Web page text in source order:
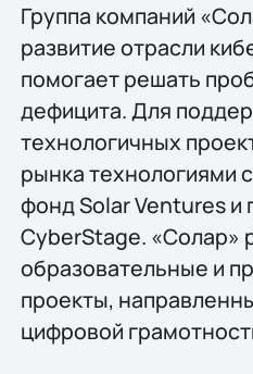
Группа компаний
развитие отрасли
помогает решать
дефицита. Для
технологичных
рынка технологиями
фонд Solar Ventures и
CyberStage. «Солар»
образовательные и
проекты,
цифровой